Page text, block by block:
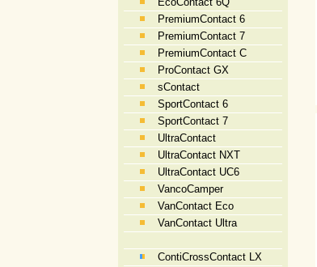
PremiumContact 6
PremiumContact 7
PremiumContact C
ProContact GX
sContact
SportContact 6
SportContact 7
UltraContact
UltraContact NXT
UltraContact UC6
VancoCamper
VanContact Eco
VanContact Ultra
ContiCrossContact LX